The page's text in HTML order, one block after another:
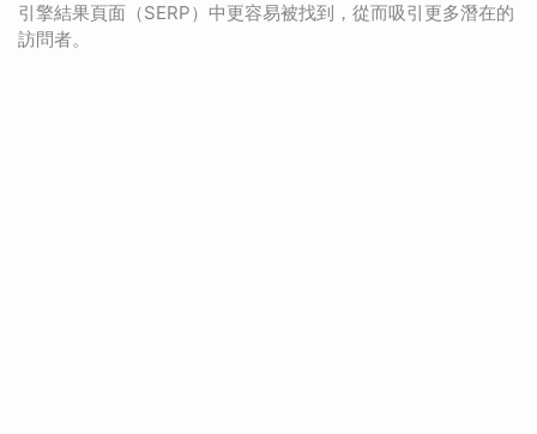
引擎結果頁面（SERP）中更容易被找到，從而吸引更多潛在的
訪問者。